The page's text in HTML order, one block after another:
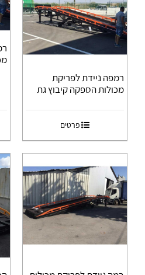
רמפה ניידת לפריקת
מכולות הספקה קיבוץ גת
פרטים